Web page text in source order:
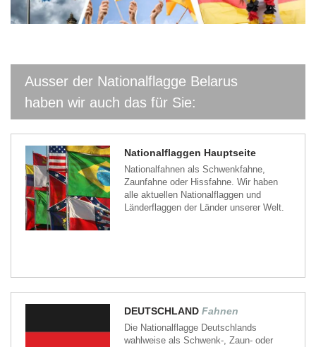
Ausser der Nationalflagge Belarus
haben wir auch das für Sie:
Nationalflaggen Hauptseite
Nationalfahnen als Schwenkfahne,
Zaunfahne oder Hissfahne. Wir haben
alle aktuellen Nationalflaggen und
Länderflaggen der Länder unserer Welt.
DEUTSCHLAND Fahnen
Die Nationalflagge Deutschlands
wahlweise als Schwenk-, Zaun- oder